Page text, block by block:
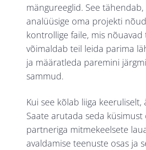
mängureeglid. See tähendab,
analüüsige oma projekti
kontrollige faile, mis nõuavad
võimaldab teil leida parima
ja määratleda paremini
sammud.
Kui see kõlab liiga keeruliselt,
Saate arutada seda küsimust
partneriga mitmekeelsete
avaldamise teenuste osas ja